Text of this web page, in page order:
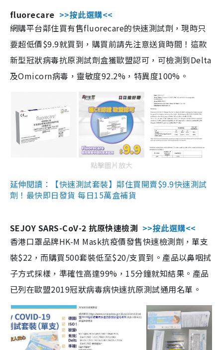
fluorecare >>按此選購<<
網購平台鄰住買有售fluorecare的快速測試劑，現時只
要超低價$9.9就買到，購買前請先注意送貨時間！這款
新型冠狀病毒抗原測試劑盒獲歐盟認可，可檢測到Delta
及Omicorn病毒，靈敏度92.2%，特異度100%。
點擊圖片放大
延伸閱讀：【快速測試套裝】鄰住買開賣$9.9快速測試
劑！最快即日發貨 每日15萬盒補貨
SEJOY SARS-CoV-2 抗原快速檢測 >>按此選購<<
香港口罩品牌HK-M Mask抗疫價發售快速檢測劑，單支
裝$22，而購買500套裝低至$20/支買到。產品以鼻咽拭
子方式採樣，準確性高達99%，15分鐘就知結果。產品
已列在歐盟2019冠狀病毒病快速抗原測試通用名單。